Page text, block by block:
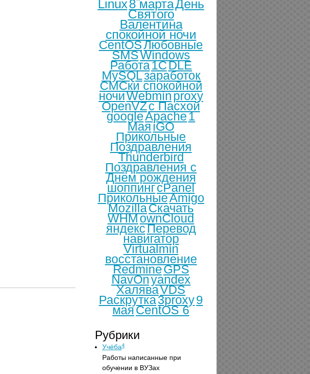
Linux8 мартаДень
Святого
Валентина
спокойной ночи
CentOSЛюбовные
SMSWindows
Работа1СDLE
MySQLзаработок
СМСки спокойной
ночиWebminproxy
OpenVZс Пасхой
googleApache1
МаяiGO
Прикольные
Поздравления
Thunderbird
Поздравления с
Днем рождения
шоппингcPanel
ПрикольныеAmigo
MozillaСкачать
WHMownCloud
яндексПеревод
навигатор
Virtualmin
восстановление
RedmineGPS
NavOnyandex
ХаляваVDS
Раскрутка3proxy9
маяCentOS 6
Рубрики
Учёба4
Работы написанные при
обучении в ВУЗах